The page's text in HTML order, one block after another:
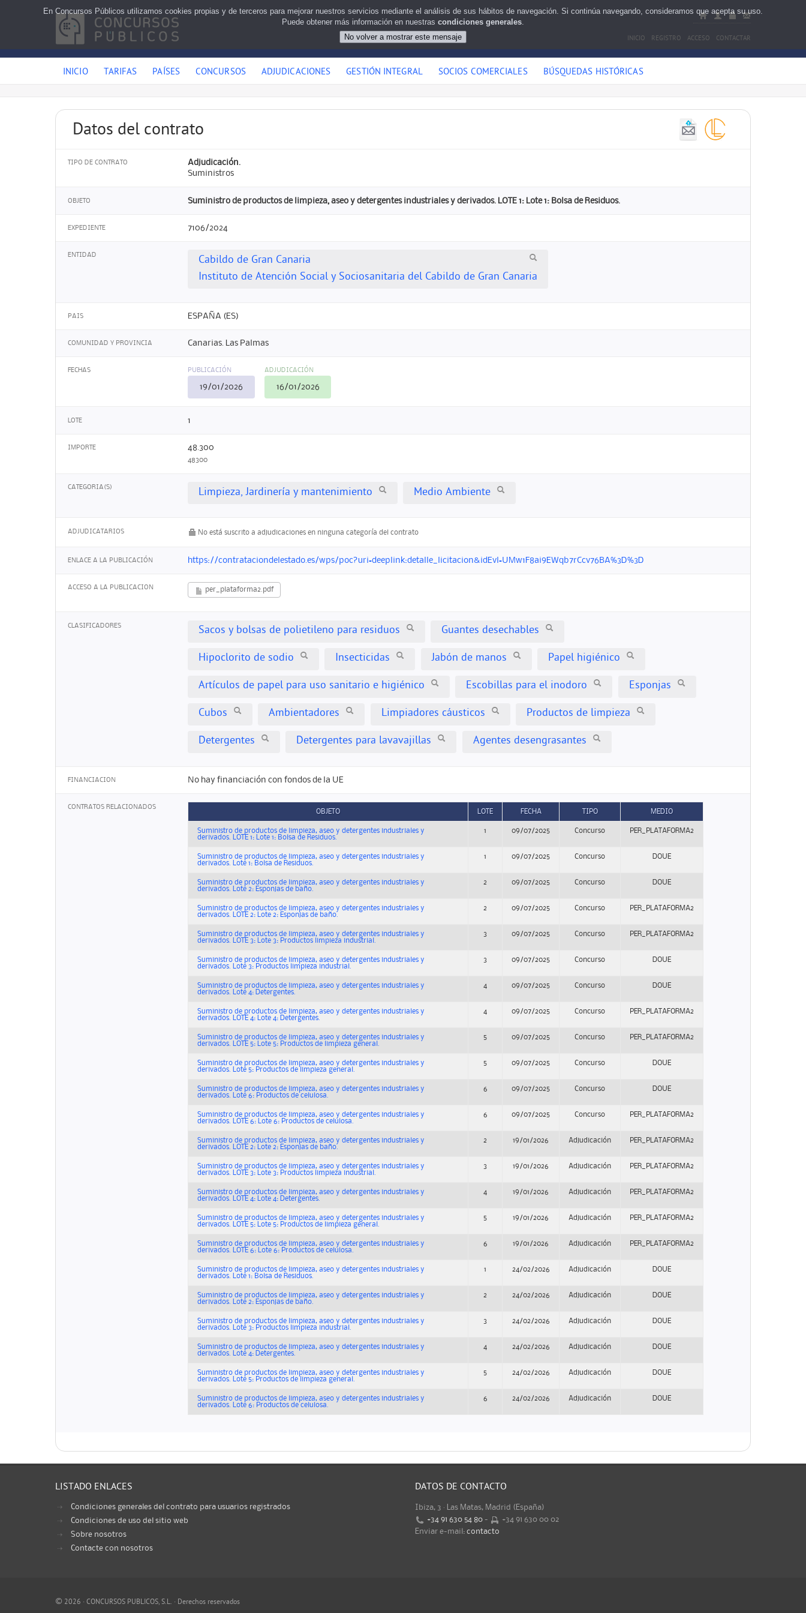
INICIO REGISTRO ACCESO CONTACTAR
INICIO TARIFAS PAÍSES CONCURSOS ADJUDICACIONES GESTIÓN INTEGRAL SOCIOS COMERCIALES BÚSQUEDAS HISTÓRICAS
Datos del contrato
TIPO DE CONTRATO
Adjudicación.
Suministros
OBJETO Suministro de productos de limpieza, aseo y detergentes industriales y derivados. LOTE 1: Lote 1: Bolsa de Residuos.
EXPEDIENTE 7106/2024
ENTIDAD
Cabildo de Gran Canaria
Instituto de Atención Social y Sociosanitaria del Cabildo de Gran Canaria
PAIS ESPAÑA (ES)
COMUNIDAD Y PROVINCIA Canarias. Las Palmas
FECHAS PUBLICACIÓN
19/01/2026
ADJUDICACIÓN
16/01/2026
LOTE 1
IMPORTE 48.300
48300
CATEGORIA(S) Limpieza, Jardinería y mantenimiento Medio Ambiente
ADJUDICATARIOS No está suscrito a adjudicaciones en ninguna categoría del contrato
ENLACE A LA PUBLICACIÓN https://contrataciondelestado.es/wps/poc?uri=deeplink:detalle_licitacion&idEvl=UMw1F8ai9EWqb7rCcv76BA%3D%3D
ACCESO A LA PUBLICACION per_plataforma2.pdf
CLASIFICADORES Sacos y bolsas de polietileno para residuos Guantes desechables
Hipoclorito de sodio Insecticidas Jabón de manos Papel higiénico
Artículos de papel para uso sanitario e higiénico Escobillas para el inodoro Esponjas
Cubos Ambientadores Limpiadores cáusticos Productos de limpieza
Detergentes Detergentes para lavavajillas Agentes desengrasantes
FINANCIACION No hay financiación con fondos de la UE
CONTRATOS RELACIONADOS
OBJETO LOTE FECHA TIPO MEDIO
Suministro de productos de limpieza, aseo y detergentes industriales y
derivados. LOTE 1: Lote 1: Bolsa de Residuos.
1 09/07/2025 Concurso PER_PLATAFORMA2
Suministro de productos de limpieza, aseo y detergentes industriales y
derivados. Lote 1: Bolsa de Residuos.
1 09/07/2025 Concurso DOUE
Suministro de productos de limpieza, aseo y detergentes industriales y
derivados. Lote 2: Esponjas de baño.
2 09/07/2025 Concurso DOUE
Suministro de productos de limpieza, aseo y detergentes industriales y
derivados. LOTE 2: Lote 2: Esponjas de baño.
2 09/07/2025 Concurso PER_PLATAFORMA2
Suministro de productos de limpieza, aseo y detergentes industriales y
derivados. LOTE 3: Lote 3: Productos limpieza industrial.
3 09/07/2025 Concurso PER_PLATAFORMA2
Suministro de productos de limpieza, aseo y detergentes industriales y
derivados. Lote 3: Productos limpieza industrial.
3 09/07/2025 Concurso DOUE
Suministro de productos de limpieza, aseo y detergentes industriales y
derivados. Lote 4: Detergentes.
4 09/07/2025 Concurso DOUE
Suministro de productos de limpieza, aseo y detergentes industriales y
derivados. LOTE 4: Lote 4: Detergentes.
4 09/07/2025 Concurso PER_PLATAFORMA2
Suministro de productos de limpieza, aseo y detergentes industriales y
derivados. LOTE 5: Lote 5: Productos de limpieza general.
5 09/07/2025 Concurso PER_PLATAFORMA2
Suministro de productos de limpieza, aseo y detergentes industriales y
derivados. Lote 5: Productos de limpieza general.
5 09/07/2025 Concurso DOUE
Suministro de productos de limpieza, aseo y detergentes industriales y
derivados. Lote 6: Productos de celulosa.
6 09/07/2025 Concurso DOUE
Suministro de productos de limpieza, aseo y detergentes industriales y
derivados. LOTE 6: Lote 6: Productos de celulosa.
6 09/07/2025 Concurso PER_PLATAFORMA2
Suministro de productos de limpieza, aseo y detergentes industriales y
derivados. LOTE 2: Lote 2: Esponjas de baño.
2 19/01/2026 Adjudicación PER_PLATAFORMA2
Suministro de productos de limpieza, aseo y detergentes industriales y
derivados. LOTE 3: Lote 3: Productos limpieza industrial.
3 19/01/2026 Adjudicación PER_PLATAFORMA2
Suministro de productos de limpieza, aseo y detergentes industriales y
derivados. LOTE 4: Lote 4: Detergentes.
4 19/01/2026 Adjudicación PER_PLATAFORMA2
Suministro de productos de limpieza, aseo y detergentes industriales y
derivados. LOTE 5: Lote 5: Productos de limpieza general.
5 19/01/2026 Adjudicación PER_PLATAFORMA2
Suministro de productos de limpieza, aseo y detergentes industriales y
derivados. LOTE 6: Lote 6: Productos de celulosa.
6 19/01/2026 Adjudicación PER_PLATAFORMA2
Suministro de productos de limpieza, aseo y detergentes industriales y
derivados. Lote 1: Bolsa de Residuos.
1 24/02/2026 Adjudicación DOUE
Suministro de productos de limpieza, aseo y detergentes industriales y
derivados. Lote 2: Esponjas de baño.
2 24/02/2026 Adjudicación DOUE
Suministro de productos de limpieza, aseo y detergentes industriales y
derivados. Lote 3: Productos limpieza industrial.
3 24/02/2026 Adjudicación DOUE
Suministro de productos de limpieza, aseo y detergentes industriales y
derivados. Lote 4: Detergentes.
4 24/02/2026 Adjudicación DOUE
Suministro de productos de limpieza, aseo y detergentes industriales y
derivados. Lote 5: Productos de limpieza general.
5 24/02/2026 Adjudicación DOUE
Suministro de productos de limpieza, aseo y detergentes industriales y
derivados. Lote 6: Productos de celulosa.
6 24/02/2026 Adjudicación DOUE
LISTADO ENLACES
Condiciones generales del contrato para usuarios registrados
Condiciones de uso del sitio web
Sobre nosotros
Contacte con nosotros
DATOS DE CONTACTO
Ibiza, 3 · Las Matas, Madrid (España)
+34 91 630 54 80 -
+34 91 630 00 02
Enviar e-mail: contacto
© 2026 · CONCURSOS PUBLICOS, S.L. · Derechos reservados
En Concursos Públicos utilizamos cookies propias y de terceros para mejorar nuestros servicios mediante el análisis de sus hábitos de navegación. Si continúa navegando, consideramos que acepta su uso.
Puede obtener más información en nuestras condiciones generales.